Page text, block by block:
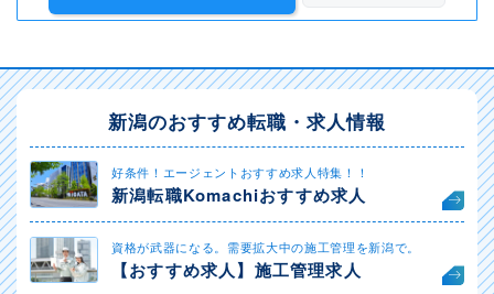
新潟のおすすめ転職・求人情報
好条件！エージェントおすすめ求人特集！！
新潟転職Komachiおすすめ求人
資格が武器になる。需要拡大中の施工管理を新潟で。
【おすすめ求人】施工管理求人